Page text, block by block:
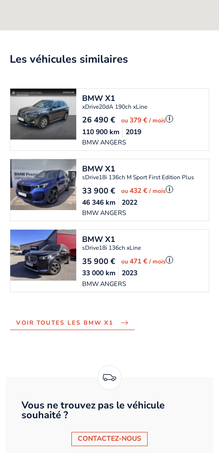
Les véhicules similaires
BMWX1
xDrive20dA 190ch xLine
26 490€ ou379 €/ mois i
BMW ANGERS
110 900km 2019
BMWX1
sDrive18i 136ch M Sport First Edition Plus
33 900€ ou432 €/ mois i
BMW ANGERS
46 346km 2022
BMWX1
sDrive18i 136ch xLine
35 900€ ou471 €/ mois i
BMW ANGERS
33 000km 2023
VOIR TOUTES LES BMW X1
Vous ne trouvez pas le véhicule
souhaité ?
CONTACTEZ-NOUS